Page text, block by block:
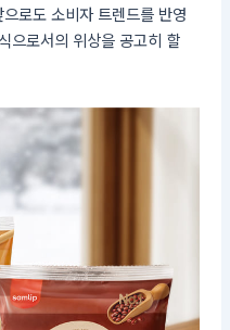
로도 소비자 트렌드를 반영
으로서의 위상을 공고히 할